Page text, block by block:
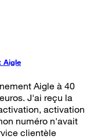
Aigle
Aigle à 40
J'ai reçu la
activation
numéro n'avait
clientèle